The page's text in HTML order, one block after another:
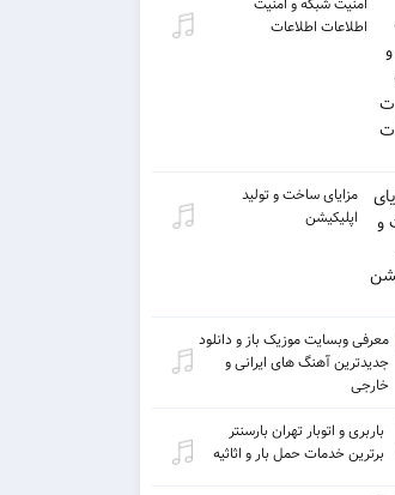
اطلاعات اطلاعات
مزایای ساخت و تولید
اپلیکیشن
معرفی وبسایت موزیک باز و دانلود
جدیدترین آهنگ های ایرانی و
خارجی
باربری و اتوبار تهران بارسنتر
برترین خدمات حمل بار و اثاثیه